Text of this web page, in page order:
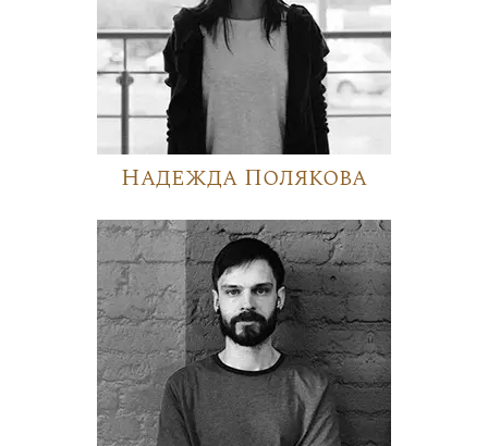
Надежда Полякова